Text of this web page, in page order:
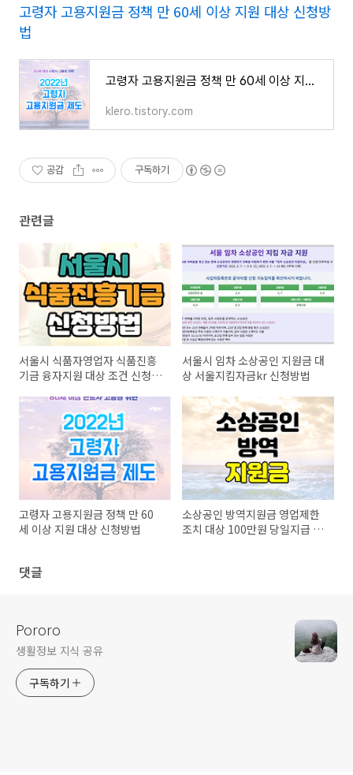
고령자 고용지원금 정책 만 60세 이상 지원 대상 신청방
법
고령자 고용지원금 정책 만 60세 이상 지원 대상 신청방법
klero.tistory.com
공감 구독하기
관련글
서울시 식품자영업자 식품진흥
기금 융자지원 대상 조건 신청방
서울시 임차 소상공인 지원금 대
상 서울지킴자금kr 신청방법
고령자 고용지원금 정책 만 60
세 이상 지원 대상 신청방법
소상공인 방역지원금 영업제한
조치 대상 100만원 당일지급 신
댓글
Pororo
생활정보 지식 공유
구독하기